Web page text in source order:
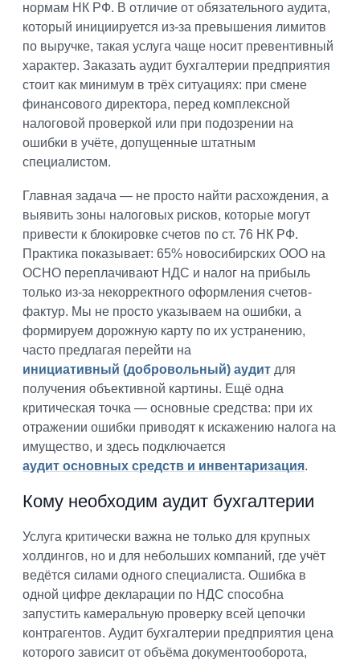
нормам НК РФ. В отличие от обязательного аудита,
который инициируется из-за превышения лимитов
по выручке, такая услуга чаще носит превентивный
характер. Заказать аудит бухгалтерии предприятия
стоит как минимум в трёх ситуациях: при смене
финансового директора, перед комплексной
налоговой проверкой или при подозрении на
ошибки в учёте, допущенные штатным
специалистом.
Главная задача — не просто найти расхождения, а
выявить зоны налоговых рисков, которые могут
привести к блокировке счетов по ст. 76 НК РФ.
Практика показывает: 65% новосибирских ООО на
ОСНО переплачивают НДС и налог на прибыль
только из-за некорректного оформления счетов-
фактур. Мы не просто указываем на ошибки, а
формируем дорожную карту по их устранению,
часто предлагая перейти на
инициативный (добровольный) аудит для
получения объективной картины. Ещё одна
критическая точка — основные средства: при их
отражении ошибки приводят к искажению налога на
имущество, и здесь подключается
аудит основных средств и инвентаризация.
Кому необходим аудит бухгалтерии
Услуга критически важна не только для крупных
холдингов, но и для небольших компаний, где учёт
ведётся силами одного специалиста. Ошибка в
одной цифре декларации по НДС способна
запустить камеральную проверку всей цепочки
контрагентов. Аудит бухгалтерии предприятия цена
которого зависит от объёма документооборота,